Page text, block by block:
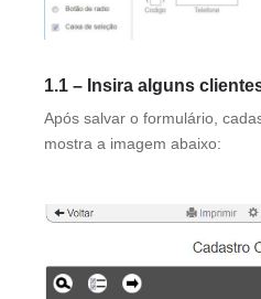
1.1 – Insira alguns
Após salvar o formulário,
mostra a imagem abaixo: